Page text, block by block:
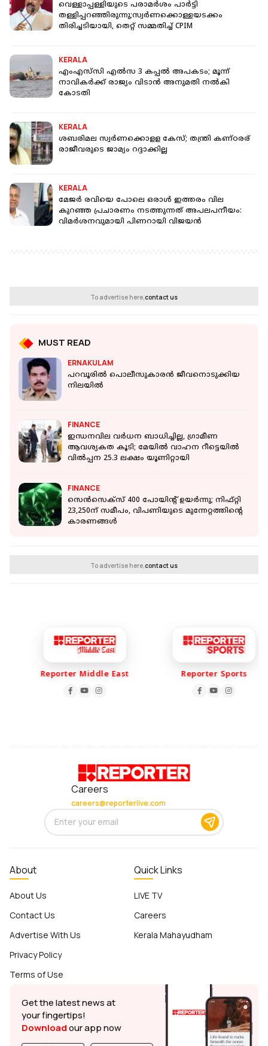
വെള്ളാപ്പള്ളിയുടെ പരാമർശം പാർട്ടി
തള്ളിപ്പറഞ്ഞിരുന്നു;സ്വർണക്കൊള്ളയടക്കം
തിരിച്ചടിയായി, തെറ്റ് സമ്മതിച്ച് CPIM
KERALA
എംഎസ്‌സി എല്‍സ 3 കപ്പൽ അപകടം; മൂന്ന്
നാവികര്‍ക്ക് രാജ്യം വിടാന്‍ അനുമതി നല്‍കി
കോടതി
KERALA
ശബരിമല സ്വര്‍ണക്കൊളള കേസ്; തന്ത്രി കണ്ഠരര്
രാജീവരുടെ ജാമ്യം റദ്ദാക്കില്ല
KERALA
മേജർ രവിയെ പോലെ ഒരാൾ ഇത്തരം വില
കുറഞ്ഞ പ്രചാരണം നടത്തുന്നത് അപലപനീയം:
വിമർശനവുമായി പിണറായി വിജയൻ
To advertise here,contact us
MUST READ
ERNAKULAM
പറവൂരില്‍ പൊലീസുകാരൻ ജീവനൊടുക്കിയ
നിലയിൽ
FINANCE
ഇന്ധനവില വര്‍ധന ബാധിച്ചില്ല, ഗ്രാമീണ
ആവശ്യകത കൂടി; മേയില്‍ വാഹന റീട്ടെയില്‍
വില്‍പ്പന 25.3 ലക്ഷം യൂണിറ്റായി
FINANCE
സെൻസെക്സ് 400 പോയിന്റ് ഉയർന്നു; നിഫ്റ്റി
23,250ന് സമീപം, വിപണിയുടെ മുന്നേറ്റത്തിന്റെ
കാരണങ്ങൾ
To advertise here,contact us
Reporter Middle East Reporter Sports
Careers
careers@reporterlive.com
About
About Us
Contact Us
Advertise With Us
Privacy Policy
Terms of Use
Quick Links
LIVE TV
Careers
Kerala Mahayudham
Get the latest news at
your fingertips!
Downloadour app now